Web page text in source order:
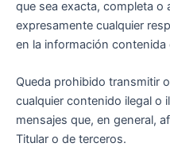
que sea exacta, completa o
expresamente cualquier
en la información contenida
Queda prohibido transmitir
cualquier contenido ilegal o
mensajes que, en general,
Titular o de terceros.